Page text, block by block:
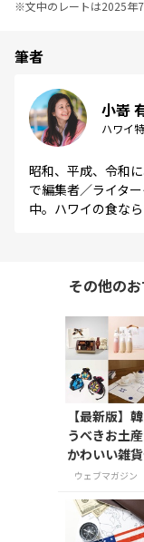
※文中のレートは2025年
筆者
小嵜
ハワイ
昭和、平成、令和
で編集者／ライタ
中。ハワイの食な
その他の
【最新版】
うべきお土産
かわいい雑
コスメを紹介
ウェブマガジン